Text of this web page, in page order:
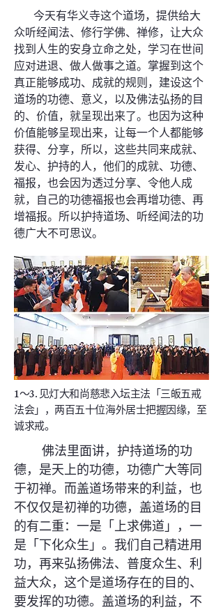
今天有华义寺这个道场，提供给大
众听经闻法、修行学佛、禅修，让大众
找到人生的安身立命之处，学习在世间
应对进退、做人做事之道。掌握到这个
真正能够成功、成就的规则，建设这个
道场的功德、意义，以及佛法弘扬的目
的、价值，就呈现出来了。也因为这种
价值能够呈现出来，让每一个人都能够
获得、分享，所以，这些共同来成就、
发心、护持的人，他们的成就、功德、
福报，也会因为透过分享、令他人成
就，自己的功德福报也会再增功德、再
增福报。所以护持道场、听经闻法的功
德广大不可思议。
1～3. 见灯大和尚慈悲入坛主法「三皈五戒
法会」，两百五十位海外居士把握因缘，至
诚求戒。
佛法里面讲，护持道场的功
德，是天上的功德，功德广大等同
于初禅。而盖道场带来的利益，也
不仅仅是初禅的功德，盖道场的目
的有二重：一是「上求佛道」，一
是「下化众生」。我们自己精进用
功，再来弘扬佛法、普度众生、利
益大众，这个是道场存在的目的、
要发挥的功德。盖道场的利益，不